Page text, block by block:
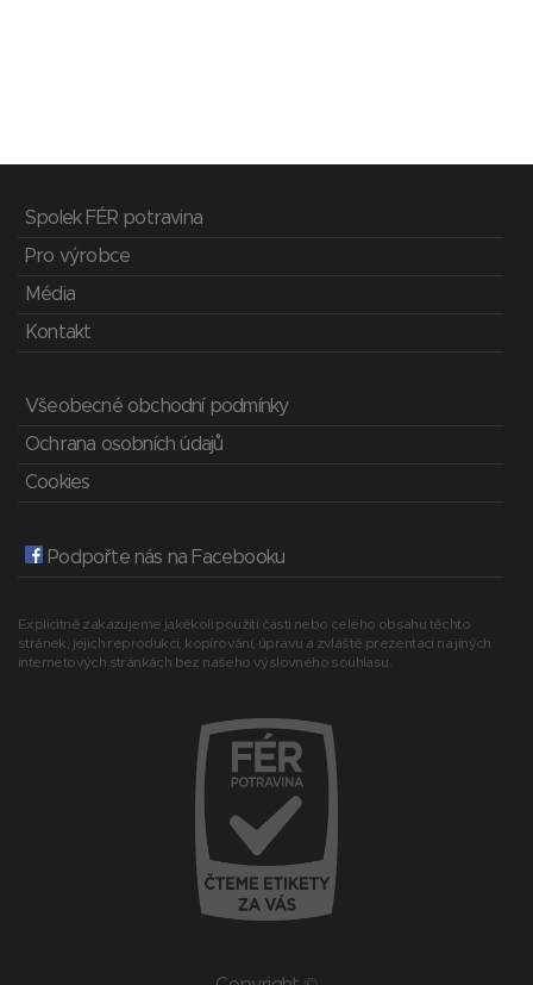
Spolek FÉR potravina
Pro výrobce
Média
Kontakt
Všeobecné obchodní podmínky
Ochrana osobních údajů
Cookies
Podpořte nás na Facebooku
Explicitně zakazujeme jakékoli použití části nebo celého obsahu těchto
stránek, jejich reprodukci, kopírování, úpravu a zvláště prezentaci na jiných
internetových stránkách bez našeho výslovného souhlasu.